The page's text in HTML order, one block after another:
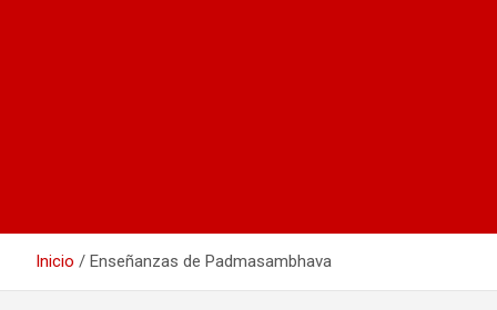
Inicio Enseñanzas de Padmasambhava